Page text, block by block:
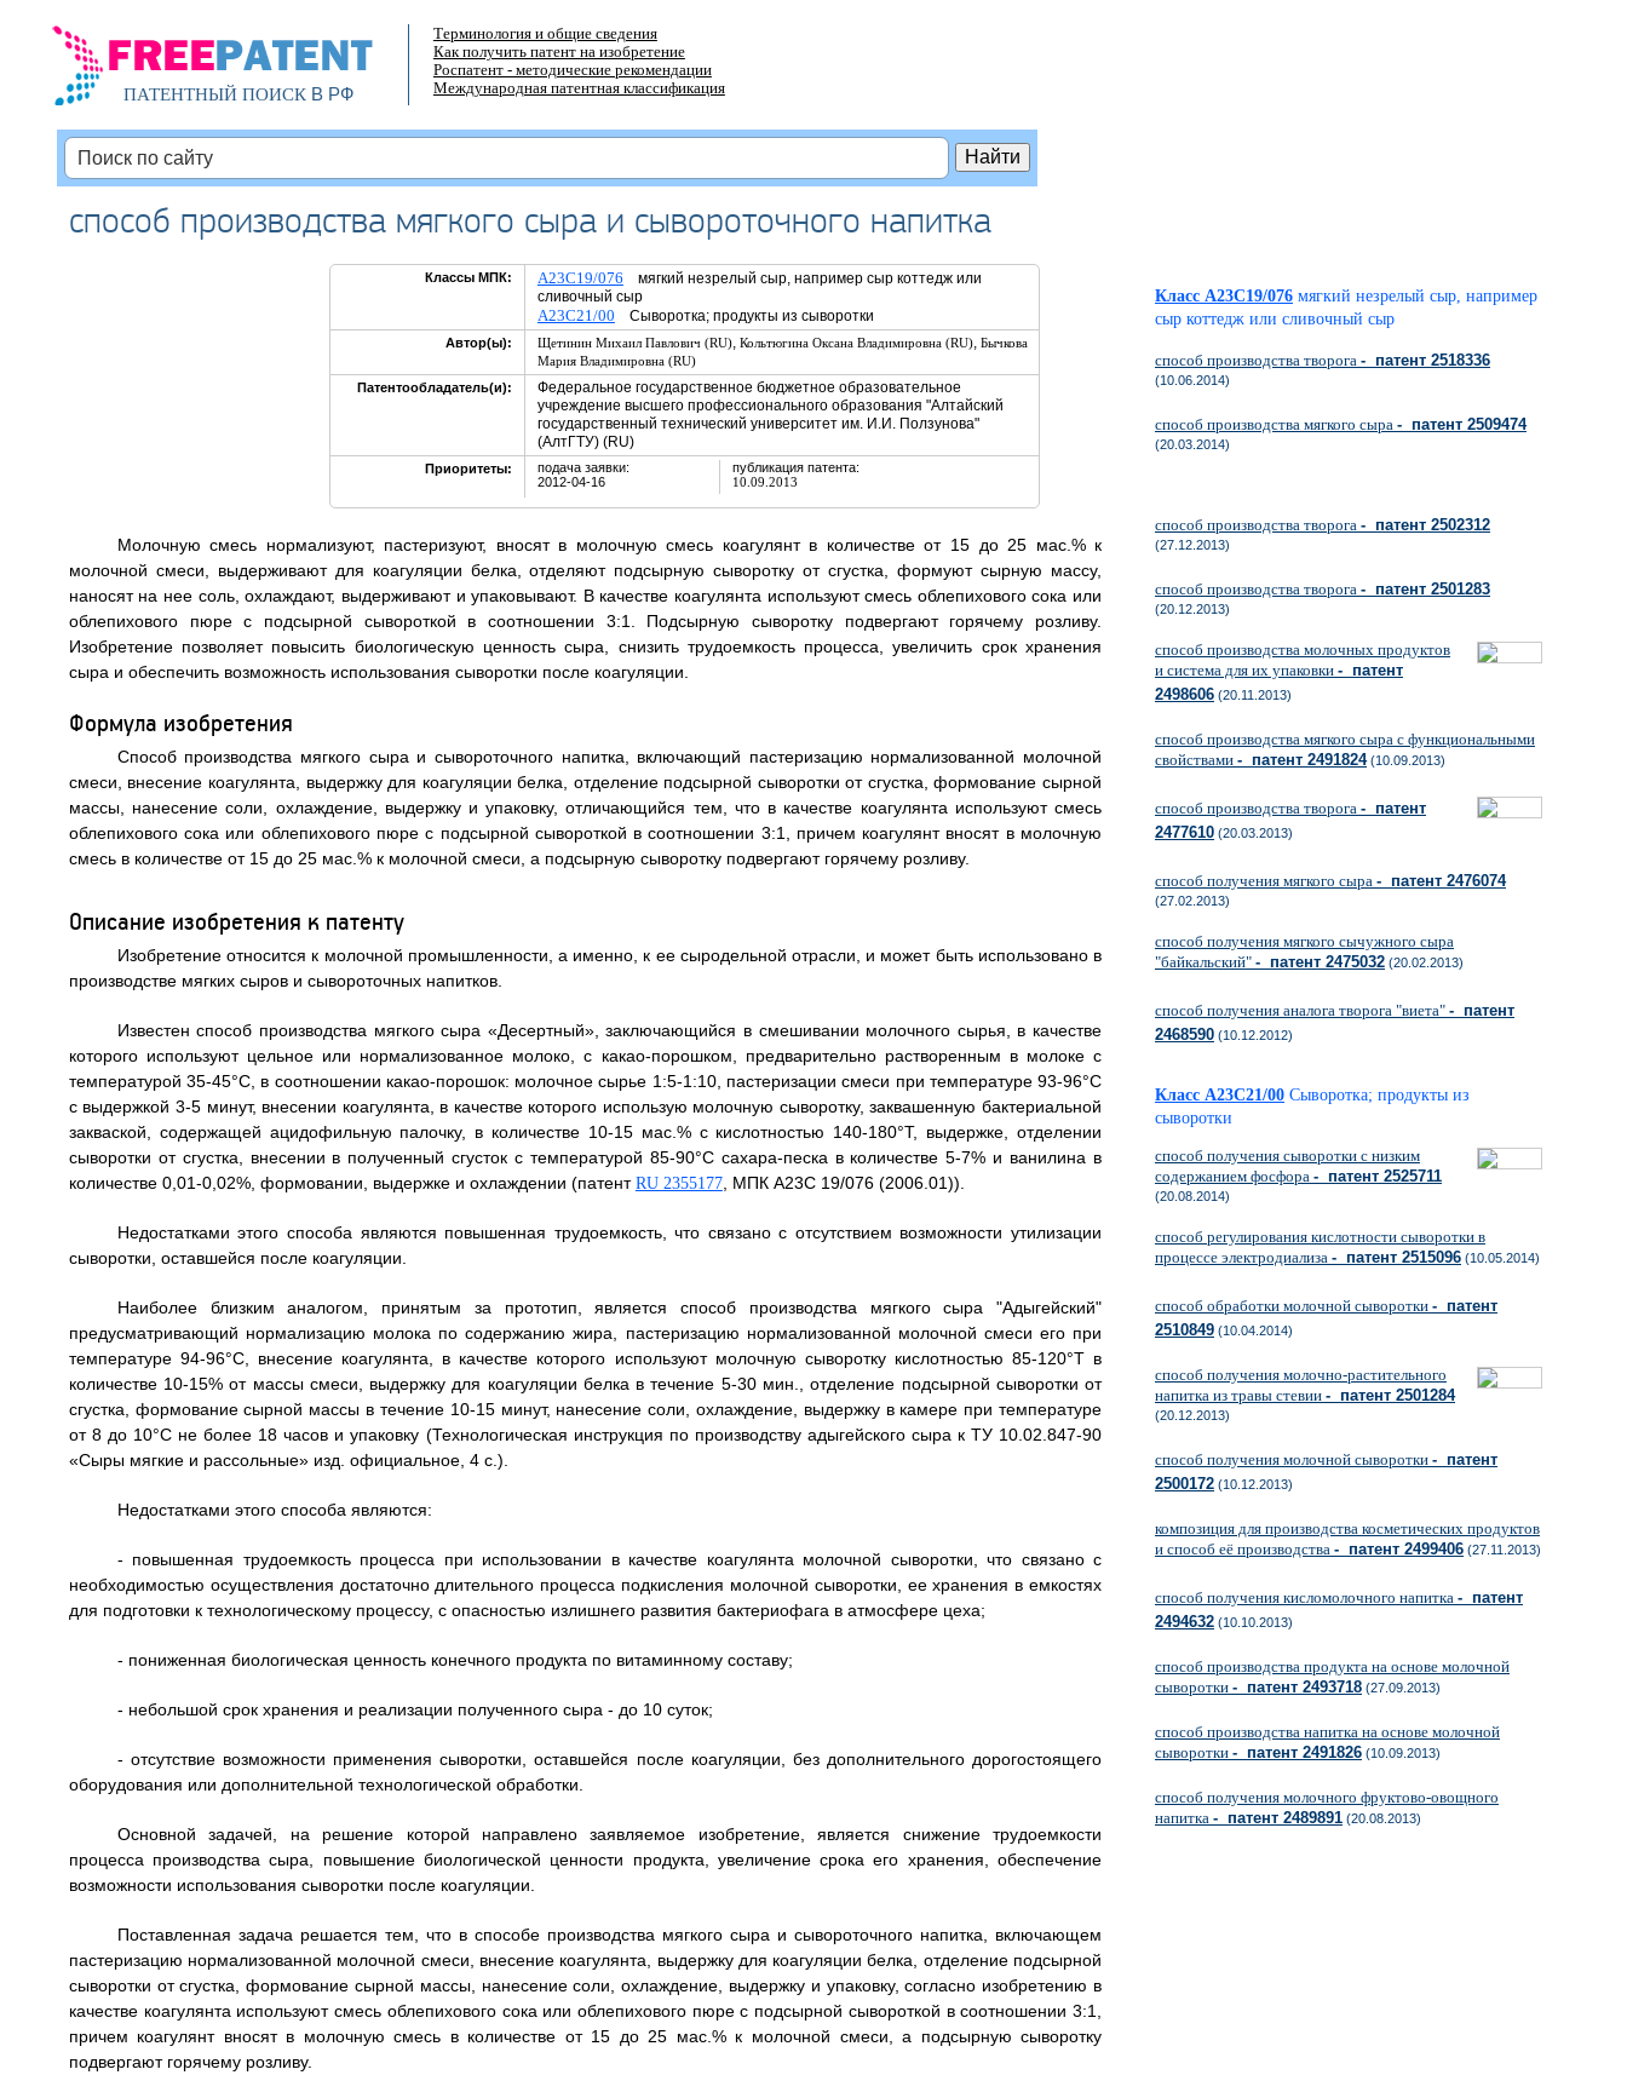
ПАТЕНТНЫЙ ПОИСКВ РФ
Терминология и общие сведения
Как получить патент на изобретение
Роспатент - методические рекомендации
Международная патентная классификация
способ производства мягкого сыра и сывороточного напитка
Классы МПК: A23C19/076 мягкий незрелый сыр, например сыр коттедж или
сливочный сыр
A23C21/00 Сыворотка; продукты из сыворотки
Автор(ы): Щетинин Михаил Павлович (RU), Кольтюгина Оксана Владимировна (RU), Бычкова
Мария Владимировна (RU)
Патентообладатель(и):
Федеральное государственное бюджетное образовательное
учреждение высшего профессионального образования "Алтайский
государственный технический университет им. И.И. Ползунова"
(АлтГТУ) (RU)
Приоритеты:
подача заявки:
2012-04-16
публикация патента:
10.09.2013
Молочную смесь нормализуют, пастеризуют, вносят в молочную смесь коагулянт в количестве от 15 до 25 мас.% к
молочной смеси, выдерживают для коагуляции белка, отделяют подсырную сыворотку от сгустка, формуют сырную массу,
наносят на нее соль, охлаждают, выдерживают и упаковывают. В качестве коагулянта используют смесь облепихового сока или
облепихового пюре с подсырной сывороткой в соотношении 3:1. Подсырную сыворотку подвергают горячему розливу.
Изобретение позволяет повысить биологическую ценность сыра, снизить трудоемкость процесса, увеличить срок хранения
сыра и обеспечить возможность использования сыворотки после коагуляции.
Формула изобретения
Способ производства мягкого сыра и сывороточного напитка, включающий пастеризацию нормализованной молочной
смеси, внесение коагулянта, выдержку для коагуляции белка, отделение подсырной сыворотки от сгустка, формование сырной
массы, нанесение соли, охлаждение, выдержку и упаковку, отличающийся тем, что в качестве коагулянта используют смесь
облепихового сока или облепихового пюре с подсырной сывороткой в соотношении 3:1, причем коагулянт вносят в молочную
смесь в количестве от 15 до 25 мас.% к молочной смеси, а подсырную сыворотку подвергают горячему розливу.
Описание изобретения к патенту
Изобретение относится к молочной промышленности, а именно, к ее сыродельной отрасли, и может быть использовано в
производстве мягких сыров и сывороточных напитков.
Известен способ производства мягкого сыра «Десертный», заключающийся в смешивании молочного сырья, в качестве
которого используют цельное или нормализованное молоко, с какао-порошком, предварительно растворенным в молоке с
температурой 35-45°C, в соотношении какао-порошок: молочное сырье 1:5-1:10, пастеризации смеси при температуре 93-96°C
с выдержкой 3-5 минут, внесении коагулянта, в качестве которого использую молочную сыворотку, заквашенную бактериальной
закваской, содержащей ацидофильную палочку, в количестве 10-15 мас.% с кислотностью 140-180°Т, выдержке, отделении
сыворотки от сгустка, внесении в полученный сгусток с температурой 85-90°С сахара-песка в количестве 5-7% и ванилина в
количестве 0,01-0,02%, формовании, выдержке и охлаждении (патент RU 2355177, МПК А23C 19/076 (2006.01)).
Недостатками этого способа являются повышенная трудоемкость, что связано с отсутствием возможности утилизации
сыворотки, оставшейся после коагуляции.
Наиболее близким аналогом, принятым за прототип, является способ производства мягкого сыра "Адыгейский"
предусматривающий нормализацию молока по содержанию жира, пастеризацию нормализованной молочной смеси его при
температуре 94-96°С, внесение коагулянта, в качестве которого используют молочную сыворотку кислотностью 85-120°Т в
количестве 10-15% от массы смеси, выдержку для коагуляции белка в течение 5-30 мин., отделение подсырной сыворотки от
сгустка, формование сырной массы в течение 10-15 минут, нанесение соли, охлаждение, выдержку в камере при температуре
от 8 до 10°С не более 18 часов и упаковку (Технологическая инструкция по производству адыгейского сыра к ТУ 10.02.847-90
«Сыры мягкие и рассольные» изд. официальное, 4 с.).
Недостатками этого способа являются:
- повышенная трудоемкость процесса при использовании в качестве коагулянта молочной сыворотки, что связано с
необходимостью осуществления достаточно длительного процесса подкисления молочной сыворотки, ее хранения в емкостях
для подготовки к технологическому процессу, с опасностью излишнего развития бактериофага в атмосфере цеха;
- пониженная биологическая ценность конечного продукта по витаминному составу;
- небольшой срок хранения и реализации полученного сыра - до 10 суток;
- отсутствие возможности применения сыворотки, оставшейся после коагуляции, без дополнительного дорогостоящего
оборудования или дополнительной технологической обработки.
Основной задачей, на решение которой направлено заявляемое изобретение, является снижение трудоемкости
процесса производства сыра, повышение биологической ценности продукта, увеличение срока его хранения, обеспечение
возможности использования сыворотки после коагуляции.
Поставленная задача решается тем, что в способе производства мягкого сыра и сывороточного напитка, включающем
пастеризацию нормализованной молочной смеси, внесение коагулянта, выдержку для коагуляции белка, отделение подсырной
сыворотки от сгустка, формование сырной массы, нанесение соли, охлаждение, выдержку и упаковку, согласно изобретению в
качестве коагулянта используют смесь облепихового сока или облепихового пюре с подсырной сывороткой в соотношении 3:1,
причем коагулянт вносят в молочную смесь в количестве от 15 до 25 мас.% к молочной смеси, а подсырную сыворотку
подвергают горячему розливу.
Класс A23C19/076 мягкий незрелый сыр, например
сыр коттедж или сливочный сыр
способ производства творога - патент 2518336
(10.06.2014)
способ производства мягкого сыра - патент 2509474
(20.03.2014)
способ производства творога - патент 2502312
(27.12.2013)
способ производства творога - патент 2501283
(20.12.2013)
способ производства молочных продуктов
и система для их упаковки - патент
2498606 (20.11.2013)
способ производства мягкого сыра с функциональными
свойствами - патент 2491824(10.09.2013)
способ производства творога - патент
2477610 (20.03.2013)
способ получения мягкого сыра - патент 2476074
(27.02.2013)
способ получения мягкого сычужного сыра
"байкальский" - патент 2475032 (20.02.2013)
способ получения аналога творога "виета" - патент
2468590 (10.12.2012)
Класс A23C21/00 Сыворотка; продукты из
сыворотки
способ получения сыворотки с низким
содержанием фосфора - патент 2525711
(20.08.2014)
способ регулирования кислотности сыворотки в
процессе электродиализа - патент 2515096 (10.05.2014)
способ обработки молочной сыворотки - патент
2510849 (10.04.2014)
способ получения молочно-растительного
напитка из травы стевии - патент 2501284
(20.12.2013)
способ получения молочной сыворотки - патент
2500172 (10.12.2013)
композиция для производства косметических продуктов
и способ её производства - патент 2499406 (27.11.2013)
способ получения кисломолочного напитка - патент
2494632 (10.10.2013)
способ производства продукта на основе молочной
сыворотки - патент 2493718 (27.09.2013)
способ производства напитка на основе молочной
сыворотки - патент 2491826 (10.09.2013)
способ получения молочного фруктово-овощного
напитка - патент 2489891 (20.08.2013)